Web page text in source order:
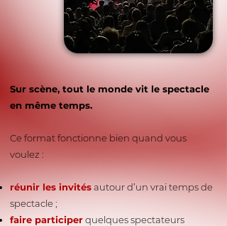
Sur scène, tout le monde vit le spectacle
en même temps.
Ce format fonctionne bien quand vous
voulez :
réunir les invitésautour d’un vrai temps de
spectacle ;
faire participerquelques spectateurs